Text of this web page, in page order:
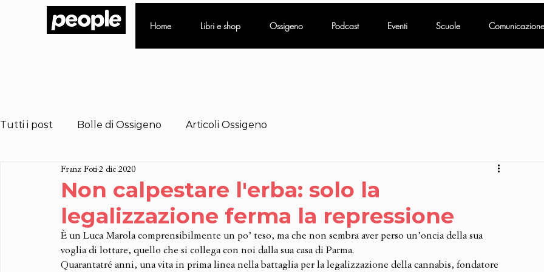
Home Libri e shop Ossigeno Podcast Eventi Scuole Comunicazione
Tutti i post Bolle di Ossigeno Articoli Ossigeno
Non calpestare l'erba: solo la
legalizzazione ferma la repressione
Franz Foti 2 dic 2020
È un Luca Marola comprensibilmente un po’ teso, ma che non sembra aver perso un’oncia della sua
voglia di lottare, quello che si collega con noi dalla sua casa di Parma.
Quarantatré anni, una vita in prima linea nella battaglia per la legalizzazione della cannabis, fondatore